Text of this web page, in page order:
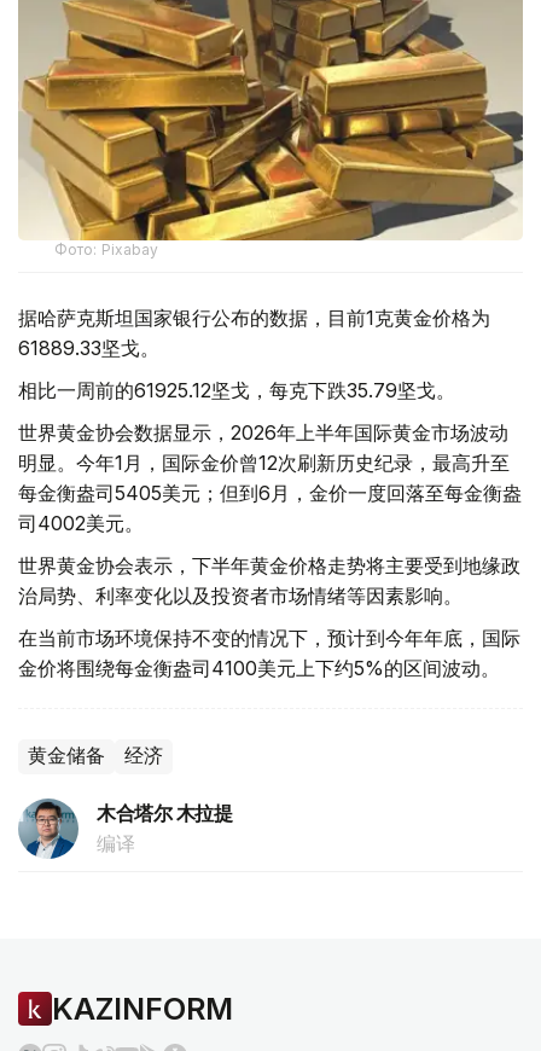
Фото: Pixabay
据哈萨克斯坦国家银行公布的数据，目前1克黄金价格为
61889.33坚戈。
相比一周前的61925.12坚戈，每克下跌35.79坚戈。
世界黄金协会数据显示，2026年上半年国际黄金市场波动
明显。今年1月，国际金价曾12次刷新历史纪录，最高升至
每金衡盎司5405美元；但到6月，金价一度回落至每金衡盎
司4002美元。
世界黄金协会表示，下半年黄金价格走势将主要受到地缘政
治局势、利率变化以及投资者市场情绪等因素影响。
在当前市场环境保持不变的情况下，预计到今年年底，国际
金价将围绕每金衡盎司4100美元上下约5%的区间波动。
黄金储备 经济
木合塔尔 木拉提
编译
KAZINFORM